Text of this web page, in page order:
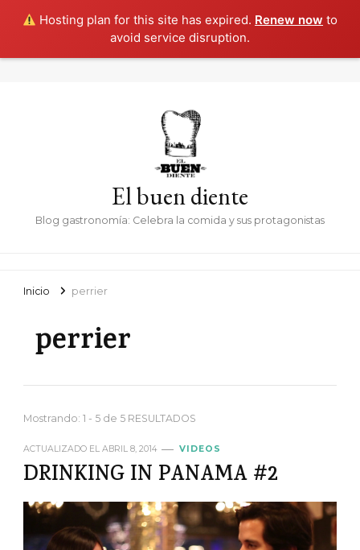
Hosting plan for this site has expired. Renew now to
avoid service disruption.
El buen diente
Blog gastronomía: Celebra la comida y sus protagonistas
Inicio perrier
perrier
Mostrando: 1 - 5 de 5 RESULTADOS
ACTUALIZADO EL ABRIL 8, 2014 VIDEOS
DRINKING IN PANAMA #2